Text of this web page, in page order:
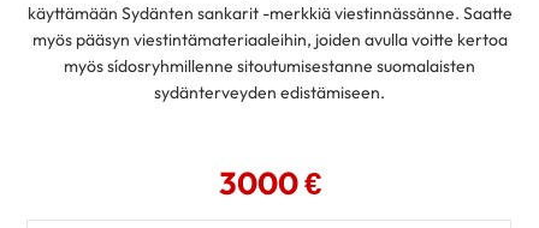
käyttämään Sydänten sankarit -merkkiä viestinnässänne. Saatte
myös pääsyn viestintämateriaaleihin, joiden avulla voitte kertoa
myös sídosryhmillenne sitoutumisestanne suomalaisten
sydänterveyden edistämiseen.
3000 €